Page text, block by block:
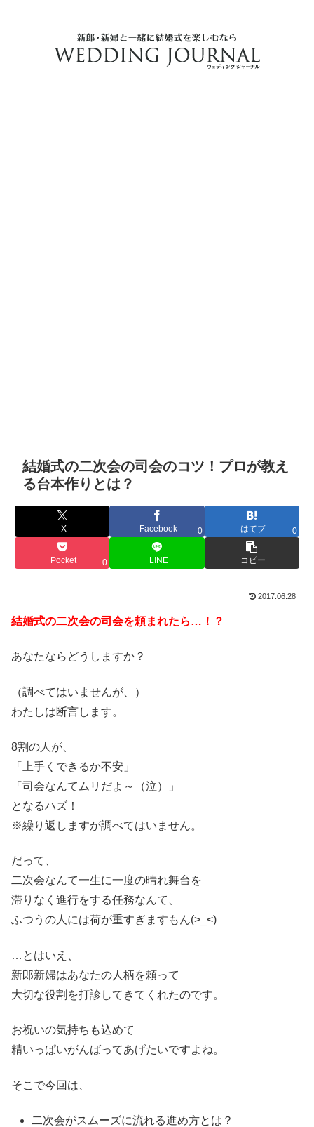
結婚式の二次会の司会のコツ！プロが教え
る台本作りとは？
X Facebook 0 はてブ 0
Pocket 0 LINE コピー
2017.06.28
結婚式の二次会の司会を頼まれたら…！？
あなたならどうしますか？
（調べてはいませんが、）
わたしは断言します。
8割の人が、
「上手くできるか不安」
「司会なんてムリだよ～（泣）」
となるハズ！
※繰り返しますが調べてはいません。
だって、
二次会なんて一生に一度の晴れ舞台を
滞りなく進行をする任務なんて、
ふつうの人には荷が重すぎますもん(>_<)
…とはいえ、
新郎新婦はあなたの人柄を頼って
大切な役割を打診してきてくれたのです。
お祝いの気持ちも込めて
精いっぱいがんばってあげたいですよね。
そこで今回は、
二次会がスムーズに流れる進め方とは？